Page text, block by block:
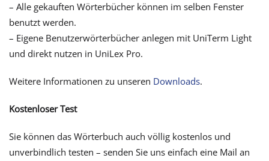
– Alle gekauften Wörterbücher können im selben Fenster
benutzt werden.
– Eigene Benutzerwörterbücher anlegen mit UniTerm Light
und direkt nutzen in UniLex Pro.
Weitere Informationen zu unseren Downloads.
Kostenloser Test
Sie können das Wörterbuch auch völlig kostenlos und
unverbindlich testen – senden Sie uns einfach eine Mail an